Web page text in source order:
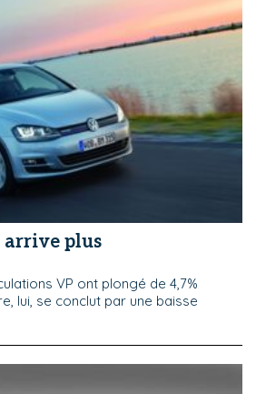
arrive plus
VP ont plongé de 4,7%
lui, se conclut par une baisse